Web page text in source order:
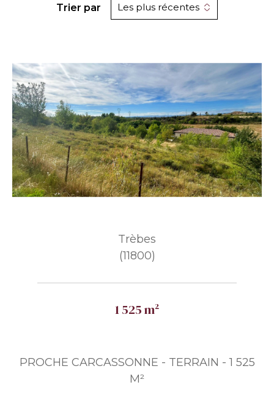
Trier par Les plus récentes
Trèbes
(11800)
1 525 m²
PROCHE CARCASSONNE - TERRAIN - 1 525
M²